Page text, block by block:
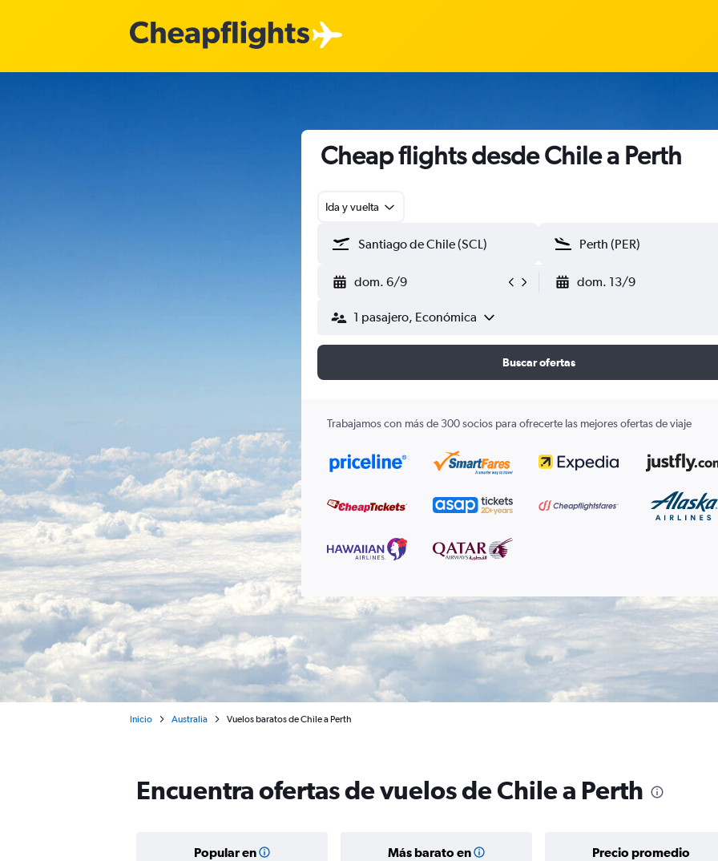
Cheap flights desde Chile a Perth
Ida y vuelta
dom. 6/9 dom. 13/9
1 pasajero, Económica
Buscar ofertas
Trabajamos con más de 300 socios para ofrecerte las mejores ofertas de viaje
Inicio Australia Vuelos baratos de Chile a Perth
Encuentra ofertas de vuelos de Chile a Perth
Popular en Más barato en Precio promedio